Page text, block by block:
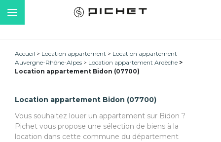
Accueil Location appartement
Location appartement
Auvergne-Rhône-Alpes
Location appartement Ardèche
Location appartement Bidon (07700)
Location appartement Bidon (07700)
Vous souhaitez louer un appartement sur Bidon ?
Pichet vous propose une sélection de biens à la
location dans cette commune du département